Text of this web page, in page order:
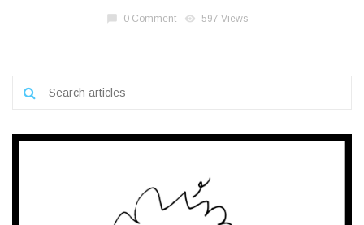
0 Comment visibility 597 Views